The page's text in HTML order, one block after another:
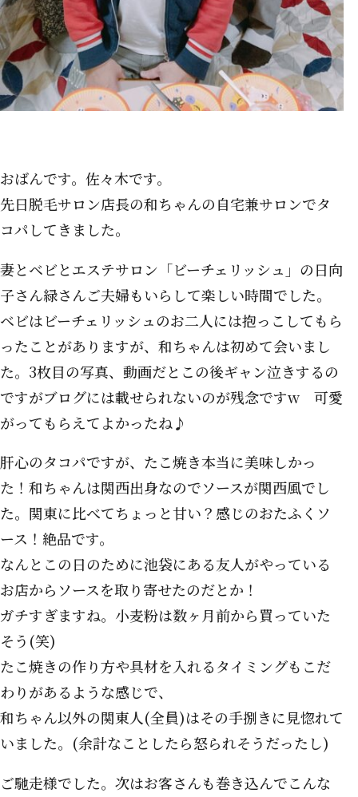
おばんです。佐々木です。
先日脱毛サロン店長の和ちゃんの自宅兼サロンでタ
コパしてきました。
妻とベビとエステサロン「ビーチェリッシュ」の日向
子さん緑さんご夫婦もいらして楽しい時間でした。
ベビはビーチェリッシュのお二人には抱っこしてもら
ったことがありますが、和ちゃんは初めて会いまし
た。3枚目の写真、動画だとこの後ギャン泣きするの
ですがブログには載せられないのが残念ですw 可愛
がってもらえてよかったね♪
肝心のタコパですが、たこ焼き本当に美味しかっ
た！和ちゃんは関西出身なのでソースが関西風でし
た。関東に比べてちょっと甘い？感じのおたふくソ
ース！絶品です。
なんとこの日のために池袋にある友人がやっている
お店からソースを取り寄せたのだとか！
ガチすぎますね。小麦粉は数ヶ月前から買っていた
そう(笑)
たこ焼きの作り方や具材を入れるタイミングもこだ
わりがあるような感じで、
和ちゃん以外の関東人(全員)はその手捌きに見惚れて
いました。(余計なことしたら怒られそうだったし)
ご馳走様でした。次はお客さんも巻き込んでこんな